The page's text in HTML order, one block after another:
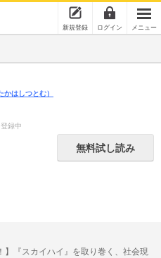
新規登録 ログイン メニュー
かはしつとむ）
録中
無料試し読み
】『スカイハイ』を取り巻く、社会現